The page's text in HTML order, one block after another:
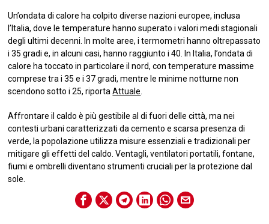
Un’ondata di calore ha colpito diverse nazioni europee, inclusa
l’Italia, dove le temperature hanno superato i valori medi stagionali
degli ultimi decenni. In molte aree, i termometri hanno oltrepassato
i 35 gradi e, in alcuni casi, hanno raggiunto i 40. In Italia, l’ondata di
calore ha toccato in particolare il nord, con temperature massime
comprese tra i 35 e i 37 gradi, mentre le minime notturne non
scendono sotto i 25, riportaAttuale.
Affrontare il caldo è più gestibile al di fuori delle città, ma nei
contesti urbani caratterizzati da cemento e scarsa presenza di
verde, la popolazione utilizza misure essenziali e tradizionali per
mitigare gli effetti del caldo. Ventagli, ventilatori portatili, fontane,
fiumi e ombrelli diventano strumenti cruciali per la protezione dal
sole.